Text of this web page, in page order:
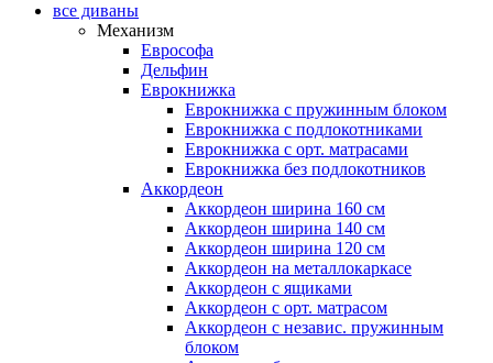
все диваны
Механизм
Еврософа
Дельфин
Еврокнижка
Еврокнижка с пружинным блоком
Еврокнижка с подлокотниками
Еврокнижка с орт. матрасами
Еврокнижка без подлокотников
Аккордеон
Аккордеон ширина 160 см
Аккордеон ширина 140 см
Аккордеон ширина 120 см
Аккордеон на металлокаркасе
Аккордеон c ящиками
Аккордеон c орт. матрасом
Аккордеон c независ. пружинным
блоком